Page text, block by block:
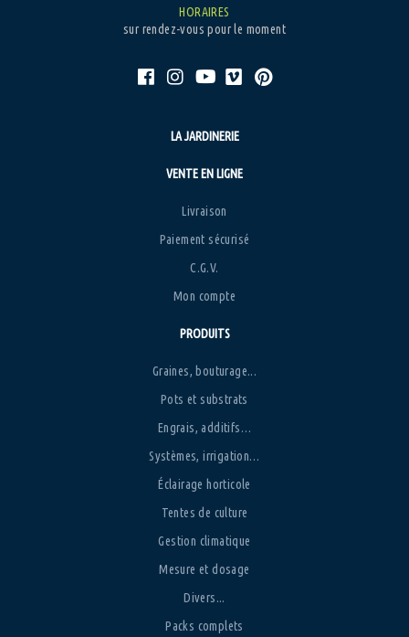
HORAIRES
sur rendez-vous pour le moment
LA JARDINERIE
VENTE EN LIGNE
Livraison
Paiement sécurisé
C.G.V.
Mon compte
PRODUITS
Graines, bouturage...
Pots et substrats
Engrais, additifs…
Systèmes, irrigation…
Éclairage horticole
Tentes de culture
Gestion climatique
Mesure et dosage
Divers...
Packs complets